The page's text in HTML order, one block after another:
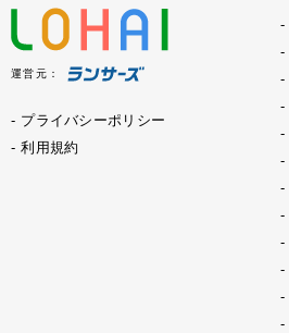
運営元：
プライバシーポリシー
利用規約